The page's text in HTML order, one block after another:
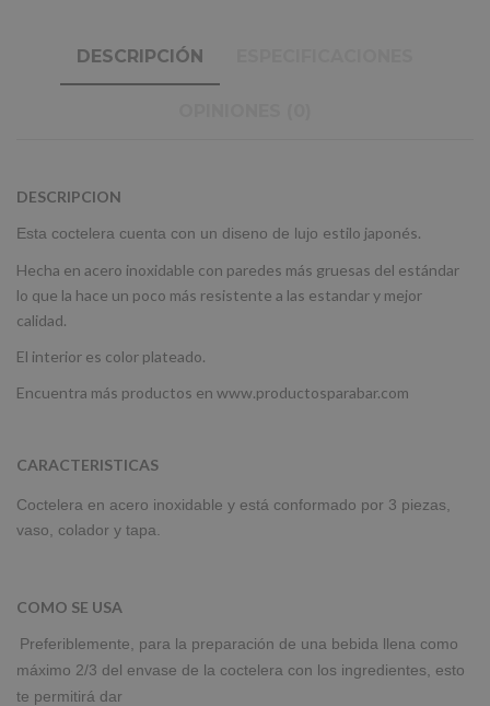
DESCRIPCIÓN
DESCRIPCION
Esta coctelera cuenta con un diseno de lujo estilo japonés.
Hecha en acero inoxidable con paredes más gruesas del estándar
lo que la hace un poco más resistente a las estandar y mejor
calidad.
El interior es color plateado.
Encuentra más productos en www.productosparabar.com
CARACTERISTICAS
Coctelera en acero inoxidable y está conformado por 3 piezas,
vaso, colador y tapa.
COMO SE USA
Preferiblemente, para la preparación de una bebida llena como
máximo 2/3 del envase de la coctelera con los ingredientes, esto
te permitirá dar